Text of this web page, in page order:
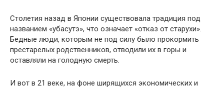
Столетия назад в Японии существовала традиция под
названием «убасутэ», что означает «отказ от старухи».
Бедные люди, которым не под силу было прокормить
престарелых родственников, отводили их в горы и
оставляли на голодную смерть.
И вот в 21 веке, на фоне ширящихся экономических и